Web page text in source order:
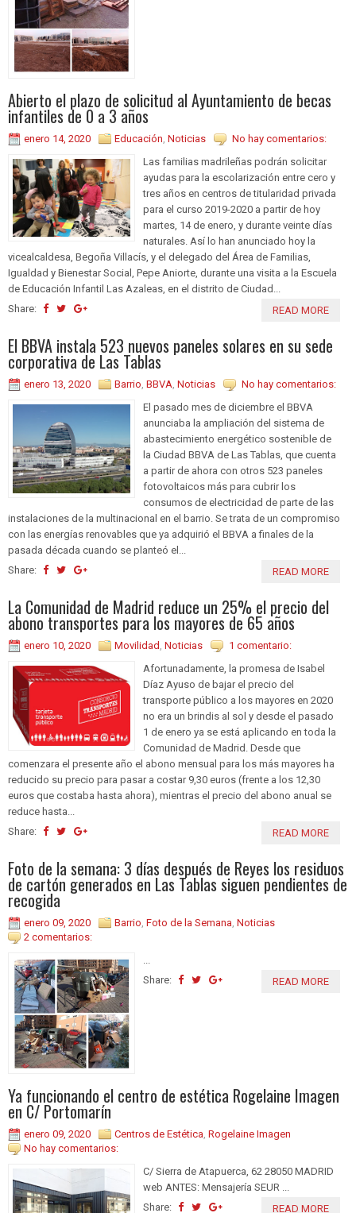
Abierto el plazo de solicitud al Ayuntamiento de becas
infantiles de 0 a 3 años
enero 14, 2020 Educación Noticias
No hay comentarios:
Las familias madrileñas podrán solicitar
ayudas para la escolarización entre cero y
tres años en centros de titularidad privada
para el curso 2019-2020 a partir de hoy
martes, 14 de enero, y durante veinte días
naturales. Así lo han anunciado hoy la
vicealcaldesa, Begoña Villacís, y el delegado del Área de Familias,
Igualdad y Bienestar Social, Pepe Aniorte, durante una visita a la Escuela
de Educación Infantil Las Azaleas, en el distrito de Ciudad...
Share:
READ MORE
El BBVA instala 523 nuevos paneles solares en su sede
corporativa de Las Tablas
enero 13, 2020 Barrio BBVA Noticias
No hay comentarios:
El pasado mes de diciembre el BBVA
anunciaba la ampliación del sistema de
abastecimiento energético sostenible de
la Ciudad BBVA de Las Tablas, que cuenta
a partir de ahora con otros 523 paneles
fotovoltaicos más para cubrir los
consumos de electricidad de parte de las
instalaciones de la multinacional en el barrio. Se trata de un compromiso
con las energías renovables que ya adquirió el BBVA a finales de la
pasada década cuando se planteó el...
Share:
READ MORE
La Comunidad de Madrid reduce un 25% el precio del
abono transportes para los mayores de 65 años
enero 10, 2020 Movilidad Noticias
1 comentario:
Afortunadamente, la promesa de Isabel
Díaz Ayuso de bajar el precio del
transporte público a los mayores en 2020
no era un brindis al sol y desde el pasado
1 de enero ya se está aplicando en toda la
Comunidad de Madrid. Desde que
comenzara el presente año el abono mensual para los más mayores ha
reducido su precio para pasar a costar 9,30 euros (frente a los 12,30
euros que costaba hasta ahora), mientras el precio del abono anual se
reduce hasta...
Share:
READ MORE
Foto de la semana: 3 días después de Reyes los residuos
de cartón generados en Las Tablas siguen pendientes de
recogida
enero 09, 2020 Barrio Foto de la Semana Noticias
2 comentarios:
Share:
READ MORE
Ya funcionando el centro de estética Rogelaine Imagen
en C/ Portomarín
enero 09, 2020 Centros de Estética, Rogelaine Imagen
No hay comentarios:
C/ Sierra de Atapuerca, 62 28050 MADRID
web ANTES: Mensajería SEUR ...
Share:
READ MORE